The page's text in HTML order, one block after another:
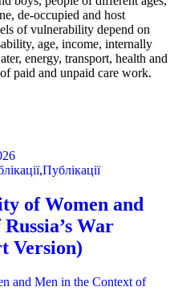
de-occupied and host
of vulnerability depend on
age, income, internally
energy, transport, health and
paid and unpaid care work.
,Публікації
of Women and
War
Version)